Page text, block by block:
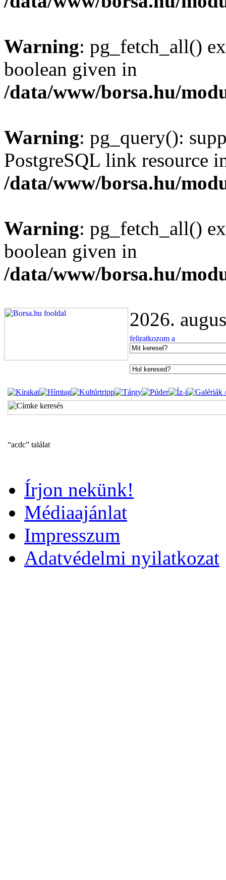
Warning: pg_fetch_all()
boolean given in
/data/www/borsa.hu/
Warning: pg_query():
PostgreSQL link resource
/data/www/borsa.hu/
Warning: pg_fetch_all()
boolean given in
/data/www/borsa.hu/
2026.
“acdc” találat
Írjon nekünk!
Médiaajánlat
Impresszum
Adatvédelmi nyilatkozat